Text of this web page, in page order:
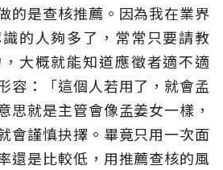
的是查核推薦。因為我在業界
的人夠多了，常常只要請教
大概就能知道應徵者適不適
容：「這個人若用了，就會孟
思就是主管會像孟姜女一樣，
會謹慎抉擇。畢竟只用一次面
還是比較低，用推薦查核的風